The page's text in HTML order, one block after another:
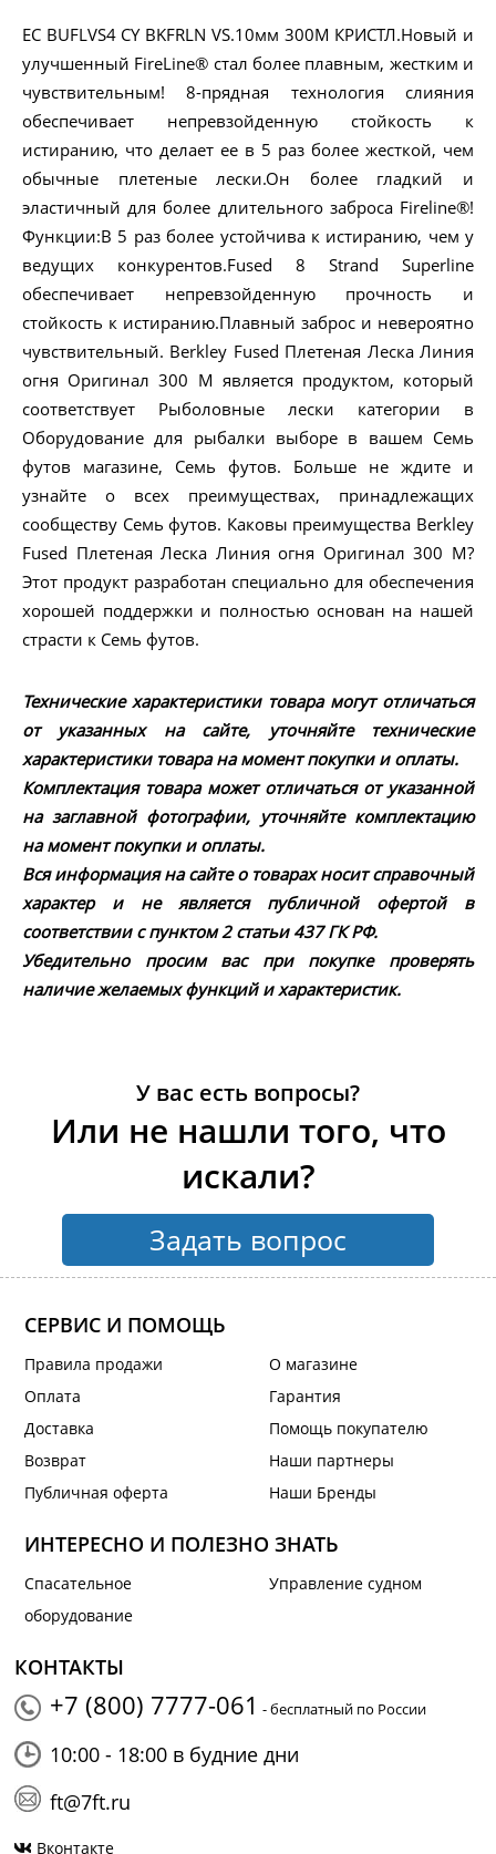
ЕС BUFLVS4 CY BKFRLN VS.10мм 300М КРИСТЛ.Новый и
улучшенный FireLine® стал более плавным, жестким и
чувствительным! 8-прядная технология слияния
обеспечивает непревзойденную стойкость к
истиранию, что делает ее в 5 раз более жесткой, чем
обычные плетеные лески.Он более гладкий и
эластичный для более длительного заброса Fireline®!
Функции:В 5 раз более устойчива к истиранию, чем у
ведущих конкурентов.Fused 8 Strand Superline
обеспечивает непревзойденную прочность и
стойкость к истиранию.Плавный заброс и невероятно
чувствительный. Berkley Fused Плетеная Леска Линия
огня Оригинал 300 M является продуктом, который
соответствует Рыболовные лески категории в
Оборудование для рыбалки выборе в вашем Семь
футов магазине, Семь футов. Больше не ждите и
узнайте о всех преимуществах, принадлежащих
сообществу Семь футов. Каковы преимущества Berkley
Fused Плетеная Леска Линия огня Оригинал 300 M?
Этот продукт разработан специально для обеспечения
хорошей поддержки и полностью основан на нашей
страсти к Семь футов.
Технические характеристики товара могут отличаться
от указанных на сайте, уточняйте технические
характеристики товара на момент покупки и оплаты.
Комплектация товара может отличаться от указанной
на заглавной фотографии, уточняйте комплектацию
на момент покупки и оплаты.
Вся информация на сайте о товарах носит справочный
характер и не является публичной офертой в
соответствии с пунктом 2 статьи 437 ГК РФ.
Убедительно просим вас при покупке проверять
наличие желаемых функций и характеристик.
У вас есть вопросы?
Или не нашли того, что
искали?
Задать вопрос
СЕРВИС И ПОМОЩЬ
Правила продажи
Оплата
Доставка
Возврат
Публичная оферта
О магазине
Гарантия
Помощь покупателю
Наши партнеры
Наши Бренды
ИНТЕРЕСНО И ПОЛЕЗНО ЗНАТЬ
Спасательное
оборудование
Управление судном
КОНТАКТЫ
+7 (800) 7777-061 - бесплатный по России
10:00 - 18:00 в будние дни
ft@7ft.ru
Вконтакте